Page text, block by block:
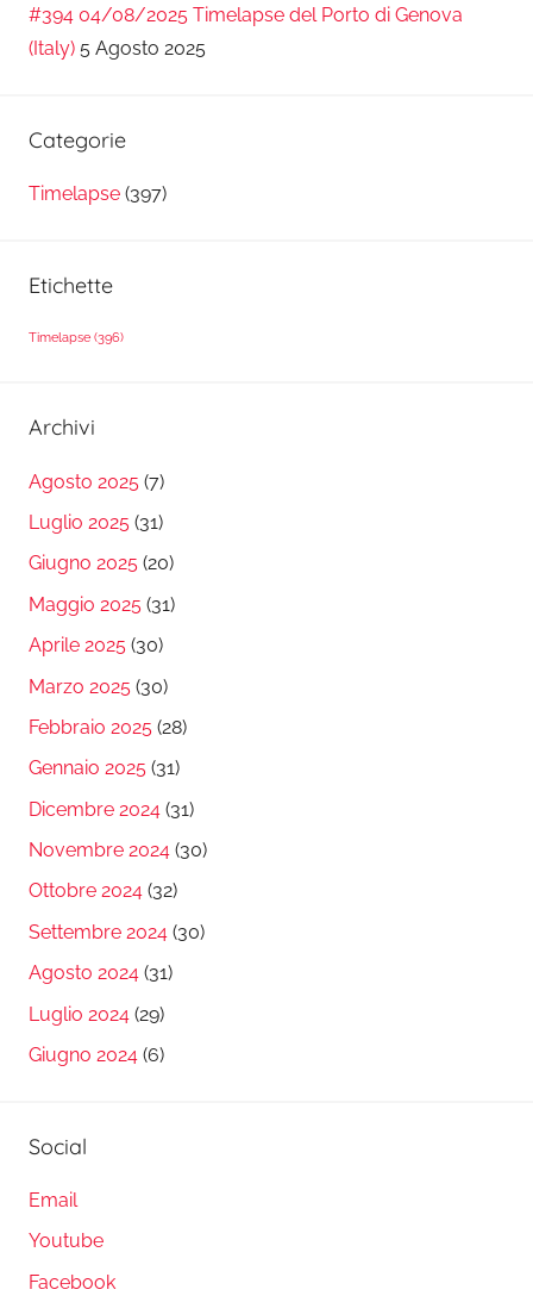
#394 04/08/2025 Timelapse del Porto di Genova
(Italy) 5 Agosto 2025
Categorie
Timelapse (397)
Etichette
Timelapse (396)
Archivi
Agosto 2025 (7)
Luglio 2025 (31)
Giugno 2025 (20)
Maggio 2025 (31)
Aprile 2025 (30)
Marzo 2025 (30)
Febbraio 2025 (28)
Gennaio 2025 (31)
Dicembre 2024 (31)
Novembre 2024 (30)
Ottobre 2024 (32)
Settembre 2024 (30)
Agosto 2024 (31)
Luglio 2024 (29)
Giugno 2024 (6)
Social
Email
Youtube
Facebook